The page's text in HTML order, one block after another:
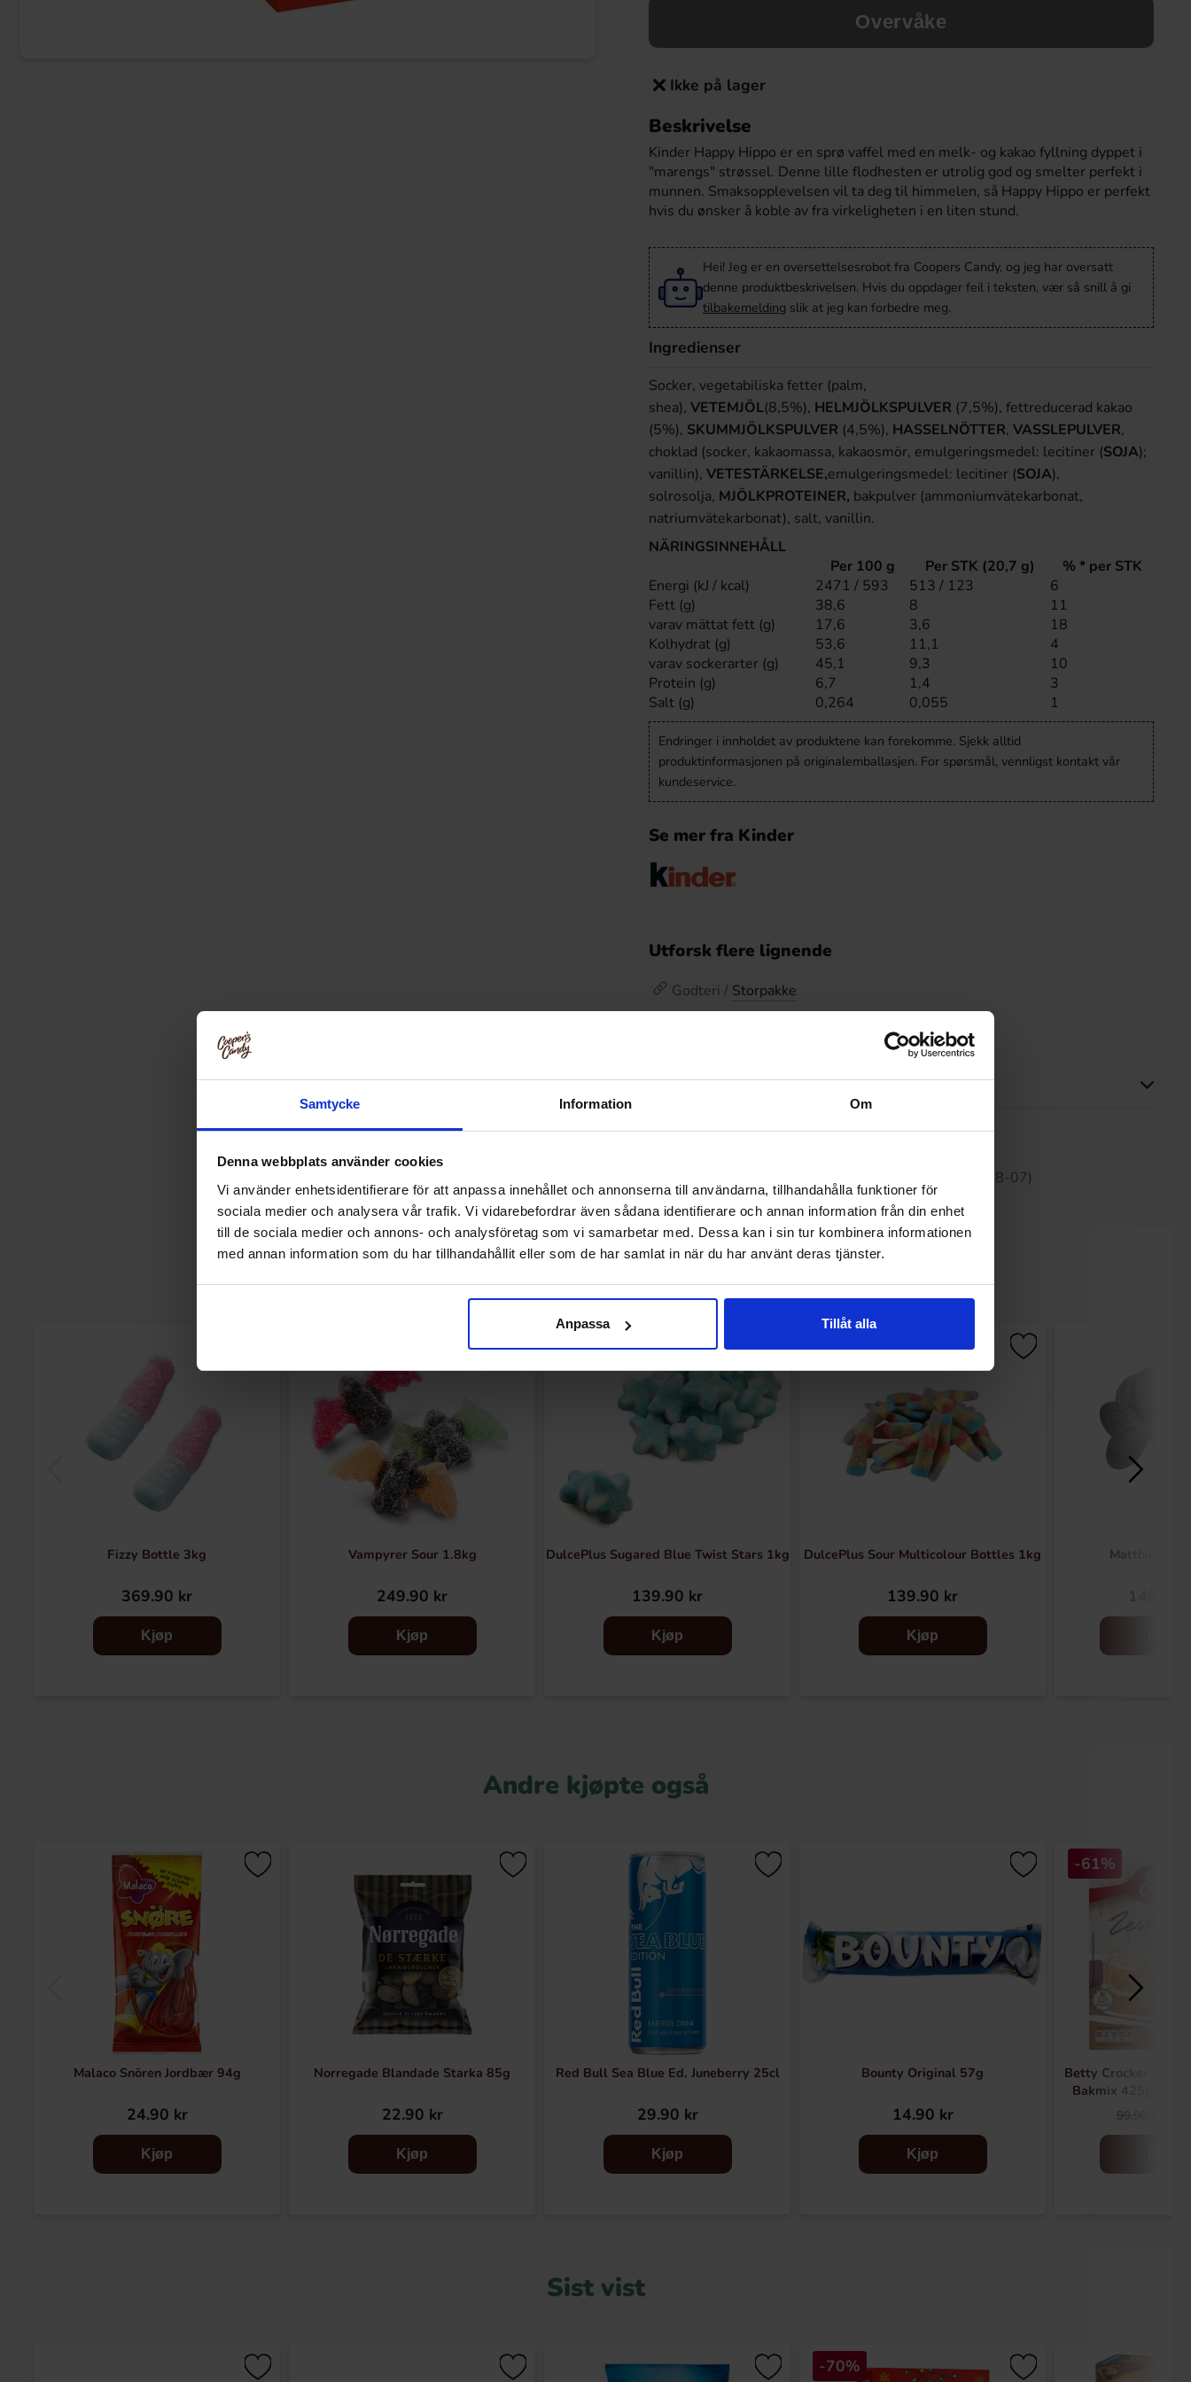
Samtycke Information Om
Denna webbplats använder cookies
Vi använder enhetsidentifierare för att anpassa innehållet och annonserna till användarna, tillhandahålla funktioner för
sociala medier och analysera vår trafik. Vi vidarebefordrar även sådana identifierare och annan information från din enhet
till de sociala medier och annons- och analysföretag som vi samarbetar med. Dessa kan i sin tur kombinera informationen
med annan information som du har tillhandahållit eller som de har samlat in när du har använt deras tjänster.
Anpassa Tillåt alla
Overvåke
Ikke på lager
Beskrivelse
Kinder Happy Hippo er en sprø vaffel med en melk- og kakao fyllning dyppet i
"marengs" strøssel. Denne lille flodhesten er utrolig god og smelter perfekt i
munnen. Smaksopplevelsen vil ta deg til himmelen, så Happy Hippo er perfekt
hvis du ønsker å koble av fra virkeligheten i en liten stund.
Hei! Jeg er en oversettelsesrobot fra Coopers Candy, og jeg har oversatt
denne produktbeskrivelsen. Hvis du oppdager feil i teksten, vær så snill å gi
tilbakemelding slik at jeg kan forbedre meg.
Ingredienser
Socker, vegetabiliska fetter (palm,
shea), VETEMJÖL(8,5%), HELMJÖLKSPULVER (7,5%), fettreducerad kakao
(5%), SKUMMJÖLKSPULVER (4,5%), HASSELNÖTTER, VASSLEPULVER,
choklad (socker, kakaomassa, kakaosmör, emulgeringsmedel: lecitiner (SOJA);
vanillin), VETESTÄRKELSE,emulgeringsmedel: lecitiner (SOJA),
solrosolja, MJÖLKPROTEINER, bakpulver (ammoniumvätekarbonat,
natriumvätekarbonat), salt, vanillin.
NÄRINGSINNEHÅLL
Per 100 g
Per STK (20,7 g)
% * per STK
Energi (kJ / kcal)
2471 / 593 513 / 123
6
Fett (g)
38,6 8
11
varav mättat fett (g)
17,6 3,6
18
Kolhydrat (g)
53,6 11,1
4
varav sockerarter (g)
45,1 9,3
10
Protein (g)
6,7 1,4
3
Salt (g)
0,264 0,055 1
Endringer i innholdet av produktene kan forekomme. Sjekk alltid
produktinformasjonen på originalemballasjen. For spørsmål, vennligst kontakt vår
kundeservice.
Se mer fra Kinder
Utforsk flere lignende
Godteri / Storpakke
Omtaler
Dette produktet har ingen anmeldelser
Laveste pris de siste 30 dagene er 289.90 kr (2026-08-07)
Relaterte produkter
Fizzy Bottle 3kg
369.90 kr
Kjøp
Vampyrer Sour 1.8kg
249.90 kr
Kjøp
DulcePlus Sugared Blue Twist Stars 1kg
139.90 kr
Kjøp
DulcePlus Sour Multicolour Bottles 1kg
139.90 kr
Kjøp
Matthijs
Andre kjøpte også
Malaco Snören Jordbær 94g
24.90 kr
Kjøp
Norregade Blandade Starka 85g
22.90 kr
Kjøp
Red Bull Sea Blue Ed. Juneberry 25cl
29.90 kr
Kjøp
Bounty Original 57g
14.90 kr
Kjøp
-61%
Betty Crocker Zesty
Bakmix
99.90 kr
Sist vist
-70%